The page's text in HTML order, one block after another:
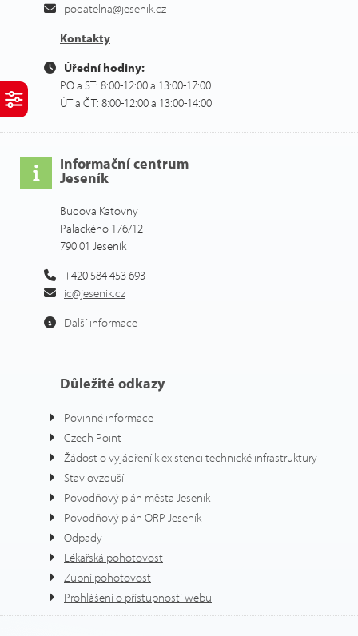
podatelna@jesenik.cz
Kontakty
Úřední hodiny:
PO a ST: 8:00-12:00 a 13:00-17:00
ÚT a ČT: 8:00-12:00 a 13:00-14:00
Informační centrum
Jeseník
Budova Katovny
Palackého 176/12
790 01 Jeseník
+420 584 453 693
ic@jesenik.cz
Další informace
Důležité odkazy
Povinné informace
Czech Point
Žádost o vyjádření k existenci technické infrastruktury
Stav ovzduší
Povodňový plán města Jeseník
Povodňový plán ORP Jeseník
Odpady
Lékařská pohotovost
Zubní pohotovost
Prohlášení o přístupnosti webu